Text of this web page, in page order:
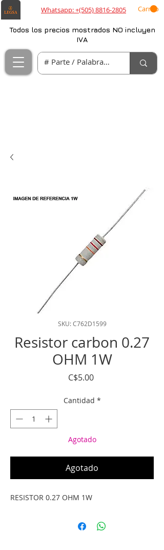
Whatsapp: +(505) 8816-2805 Carrito
Todos los precios mostrados NO incluyen
IVA
SKU: C762D1599
Resistor carbon 0.27
OHM 1W
C$5.00Precio
Cantidad *
Agotado
Agotado
RESISTOR 0.27 OHM 1W